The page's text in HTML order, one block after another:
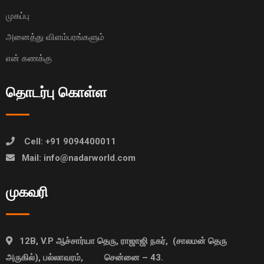
முகப்பு
அனைத்து விளம்பரங்களும்
என் கணக்கு
தொடர்பு கொள்ள
Cell: +91 9094400011
Mail: info@nadarworld.com
முகவரி
12B, V.P ஆச்சார்யா தெரு, ராஜாஜி நகர், (சாலமன் தெரு
அருகில்), பல்லாவரம், சென்னை – 43.